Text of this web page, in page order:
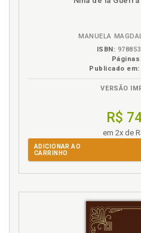
MANUELA
ISBN:
Publicado em:
VERSÃO
R$
em 2x de
ADICIONAR AO
CARRINHO